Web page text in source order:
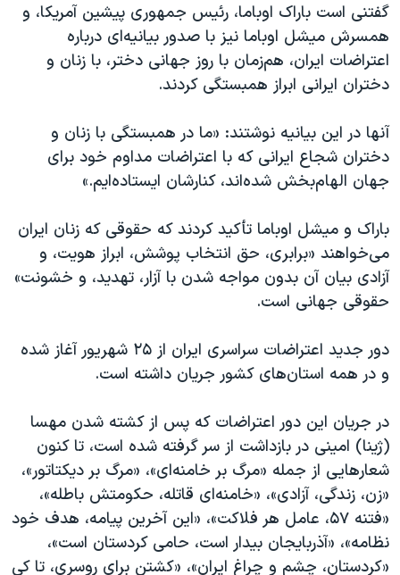
گفتنی است باراک اوباما، رئیس جمهوری پیشین آمریکا، و
همسرش میشل اوباما نیز با صدور بیانیه‌ای درباره
اعتراضات ایران، هم‌زمان با روز جهانی دختر، با زنان و
دختران ایرانی ابراز همبستگی کردند.
آنها در این بیانیه نوشتند: «ما در همبستگی با زنان و
دختران شجاع ایرانی که با اعتراضات مداوم خود برای
جهان الهام‌بخش شده‌اند، کنارشان ایستاده‌ایم.»
باراک و میشل اوباما تأکید کردند که حقوقی که زنان ایران
می‌خواهند «برابری، حق انتخاب پوشش، ابراز هویت، و
آزادی بیان آن بدون مواجه شدن با آزار، تهدید، و خشونت»
حقوقی جهانی است.
دور جدید اعتراضات سراسری ایران از ۲۵ شهریور آغاز شده
و در همه استان‌های کشور جریان داشته است.
در جریان این دور اعتراضات که پس از کشته شدن مهسا
(ژینا) امینی در بازداشت از سر گرفته شده است، تا کنون
شعارهایی از جمله «مرگ بر خامنه‌ای»، «مرگ بر دیکتاتور»،
«زن، زندگی، آزادی»، «خامنه‌ای قاتله، حکومتش باطله»،
«فتنه ۵۷، عامل هر فلاکت»، «این آخرین پیامه، هدف خود
نظامه»، «آذربایجان بیدار است، حامی کردستان است»،
«کردستان، چشم و چراغ ایران»، «کشتن برای روسری، تا کی